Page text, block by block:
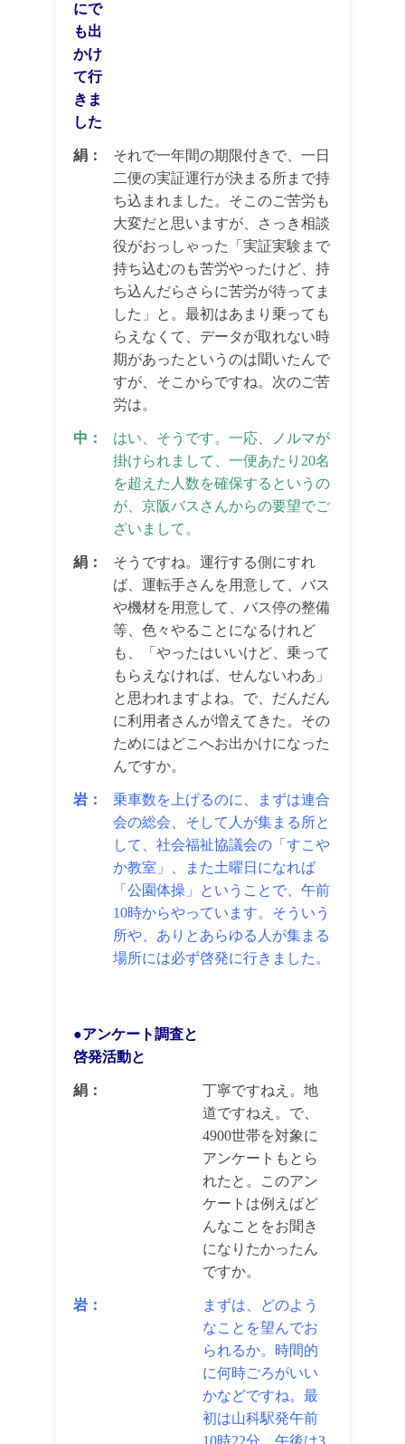
にで
も出
かけ
て行
きま
した
絹：
それで一年間の期限付きで、一日
二便の実証運行が決まる所まで持
ち込まれました。そこのご苦労も
大変だと思いますが、さっき相談
役がおっしゃった「実証実験まで
持ち込むのも苦労やったけど、持
ち込んだらさらに苦労が待ってま
した」と。最初はあまり乗っても
らえなくて、データが取れない時
期があったというのは聞いたんで
すが、そこからですね。次のご苦
労は。
中：
はい、そうです。一応、ノルマが
掛けられまして、一便あたり20名
を超えた人数を確保するというの
が、京阪バスさんからの要望でご
ざいまして。
絹：
そうですね。運行する側にすれ
ば、運転手さんを用意して、バス
や機材を用意して、バス停の整備
等、色々やることになるけれど
も、「やったはいいけど、乗って
もらえなければ、せんないわあ」
と思われますよね。で、だんだん
に利用者さんが増えてきた。その
ためにはどこへお出かけになった
んですか。
岩：
乗車数を上げるのに、まずは連合
会の総会、そして人が集まる所と
して、社会福祉協議会の「すこや
か教室」、また土曜日になれば
「公園体操」ということで、午前
10時からやっています。そういう
所や、ありとあらゆる人が集まる
場所には必ず啓発に行きました。
●アンケート調査と
啓発活動と
絹：
丁寧ですねえ。地
道ですねえ。で、
4900世帯を対象に
アンケートもとら
れたと。このアン
ケートは例えばど
んなことをお聞き
になりたかったん
ですか。
岩：
まずは、どのよう
なことを望んでお
られるか。時間的
に何時ごろがいい
かなどですね。最
初は山科駅発午前
10時22分、午後は3